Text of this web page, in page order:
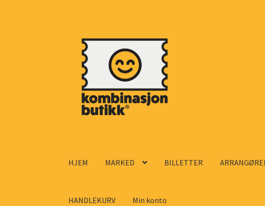
navigasjon
innhold
HJEM MARKED BILLETTER
HANDLEKURV Min konto